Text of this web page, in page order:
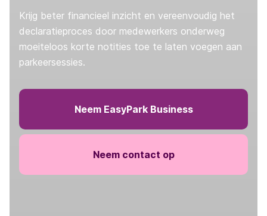
Krijg beter financieel inzicht en vereenvoudig het
declaratieproces door medewerkers onderweg
moeiteloos korte notities toe te laten voegen aan
parkeersessies.
Neem EasyPark Business
Neem contact op